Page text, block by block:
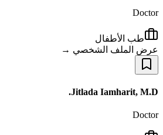
Doctor
طب الأطفال
عرض الملف الشخصي →
Jitlada Iamharit, M.D.
Doctor